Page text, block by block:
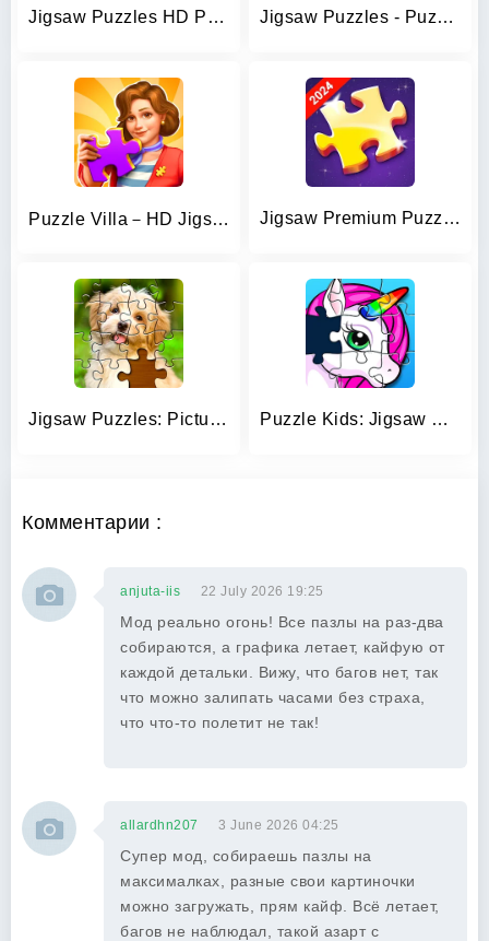
Jigsaw Puzzles HD Puzzle Games Jigsaw Puzzles - Puzzle Games
Puzzle Villa－HD Jigsaw Puzzles Jigsaw Premium Puzzles HD
Jigsaw Puzzles: Picture Puzzle Puzzle Kids: Jigsaw Puzzles
Комментарии :
anjuta-iis 22 July 2026 19:25
Мод реально огонь! Все пазлы на раз-два
собираются, а графика летает, кайфую от
каждой детальки. Вижу, что багов нет, так
что можно залипать часами без страха,
что что-то полетит не так!
allardhn207 3 June 2026 04:25
Супер мод, собираешь пазлы на
максималках, разные свои картиночки
можно загружать, прям кайф. Всё летает,
багов не наблюдал, такой азарт с